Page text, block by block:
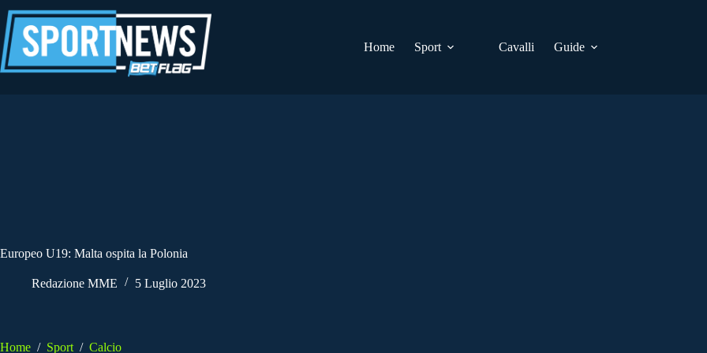
al
contenuto
Home
Sport Cavalli Guide
Europeo U19: Malta ospita la Polonia
Redazione MME 5 Luglio 2023
Home / Sport / Calcio